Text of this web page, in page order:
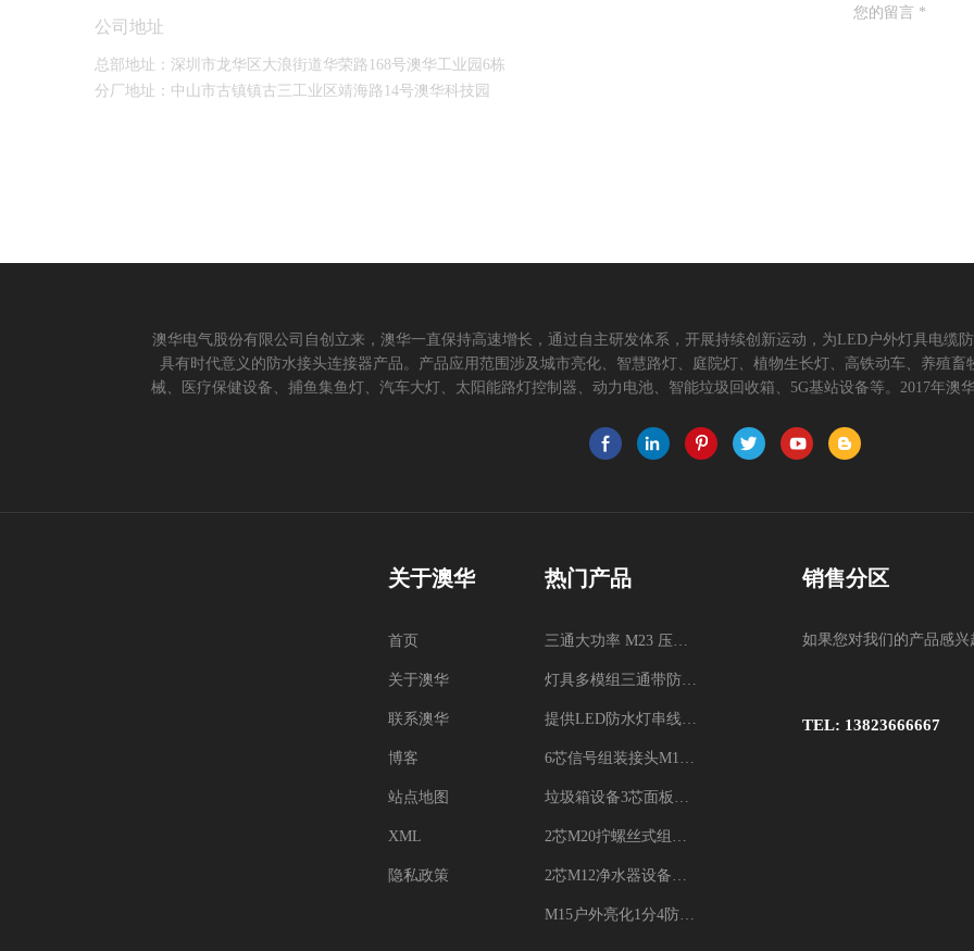
公司地址
总部地址：深圳市龙华区大浪街道华荣路168号澳华工业园6栋
分厂地址：中山市古镇镇古三工业区靖海路14号澳华科技园
澳华电气股份有限公司自创立来，澳华一直保持高速增长，通过自主研发体系，开展持续创新运动，为LED户外灯具电缆
具有时代意义的防水接头连接器产品。产品应用范围涉及城市亮化、智慧路灯、庭院灯、植物生长灯、高铁动车、养殖
械、医疗保健设备、捕鱼集鱼灯、汽车大灯、太阳能路灯控制器、动力电池、智能垃圾回收箱、5G基站设备等。2017年澳
于世界，让线缆更可靠的连接。 我们的使命： 关注市场发展，紧握客户的需求，提供有价值的线缆连接器解决方案，为
术，提高行业技术水平...
关于澳华
首页
关于澳华
联系澳华
博客
站点地图
XML
隐私政策
热门产品
三通大功率 M23 压接2.5平方
灯具多模组三通带防水插头
提供LED防水灯串线E27报价
6芯信号组装接头M12防水插头
垃圾箱设备3芯面板M25防水插头
2芯M20拧螺丝式组装防水接头
2芯M12净水器设备防水插头
M15户外亮化1分4防水接头
销售分区
如果您对我们的产品感兴
TEL: 13823666667